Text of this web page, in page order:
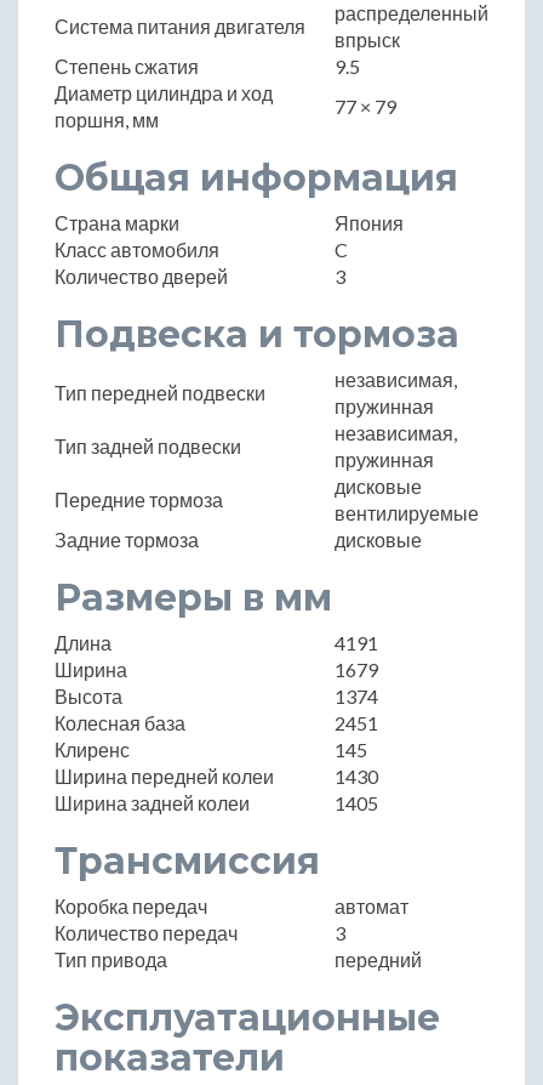
Система питания двигателя
распределенный
впрыск
Степень сжатия
9.5
Диаметр цилиндра и ход
поршня, мм
77 × 79
Общая информация
Страна марки
Япония
Класс автомобиля
C
Количество дверей
3
Подвеска и тормоза
Тип передней подвески
независимая,
пружинная
Тип задней подвески
независимая,
пружинная
Передние тормоза
дисковые
вентилируемые
Задние тормоза
дисковые
Размеры в мм
Длина
4191
Ширина
1679
Высота
1374
Колесная база
2451
Клиренс
145
Ширина передней колеи
1430
Ширина задней колеи
1405
Трансмиссия
Коробка передач
автомат
Количество передач
3
Тип привода
передний
Эксплуатационные
показатели